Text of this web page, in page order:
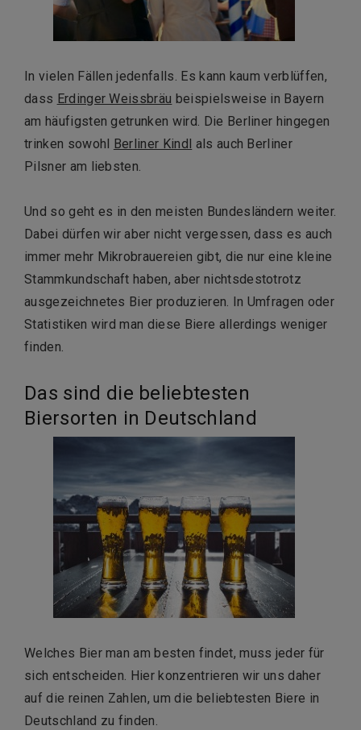
In vielen Fällen jedenfalls. Es kann kaum verblüffen,
dass Erdinger Weissbräu beispielsweise in Bayern
am häufigsten getrunken wird. Die Berliner hingegen
trinken sowohl Berliner Kindl als auch Berliner
Pilsner am liebsten.
Und so geht es in den meisten Bundesländern weiter.
Dabei dürfen wir aber nicht vergessen, dass es auch
immer mehr Mikrobrauereien gibt, die nur eine kleine
Stammkundschaft haben, aber nichtsdestotrotz
ausgezeichnetes Bier produzieren. In Umfragen oder
Statistiken wird man diese Biere allerdings weniger
finden.
Das sind die beliebtesten
Biersorten in Deutschland
Welches Bier man am besten findet, muss jeder für
sich entscheiden. Hier konzentrieren wir uns daher
auf die reinen Zahlen, um die beliebtesten Biere in
Deutschland zu finden.